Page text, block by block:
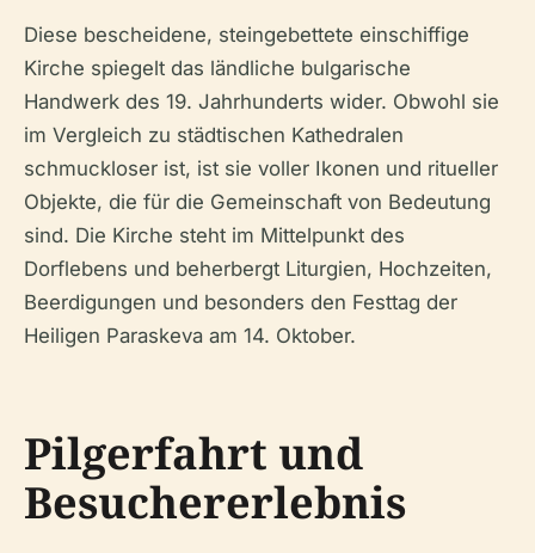
Diese bescheidene, steingebettete einschiffige
Kirche spiegelt das ländliche bulgarische
Handwerk des 19. Jahrhunderts wider. Obwohl sie
im Vergleich zu städtischen Kathedralen
schmuckloser ist, ist sie voller Ikonen und ritueller
Objekte, die für die Gemeinschaft von Bedeutung
sind. Die Kirche steht im Mittelpunkt des
Dorflebens und beherbergt Liturgien, Hochzeiten,
Beerdigungen und besonders den Festtag der
Heiligen Paraskeva am 14. Oktober.
Pilgerfahrt und
Besuchererlebnis